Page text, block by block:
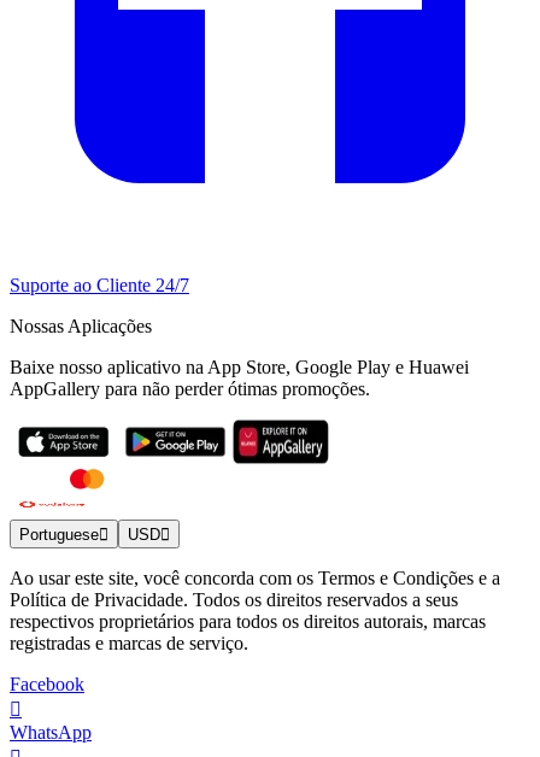
Suporte ao Cliente 24/7
Nossas Aplicações
Baixe nosso aplicativo na App Store, Google Play e Huawei
AppGallery para não perder ótimas promoções.
Portuguese USD
Ao usar este site, você concorda com os Termos e Condições e a
Política de Privacidade. Todos os direitos reservados a seus
respectivos proprietários para todos os direitos autorais, marcas
registradas e marcas de serviço.
Facebook
WhatsApp